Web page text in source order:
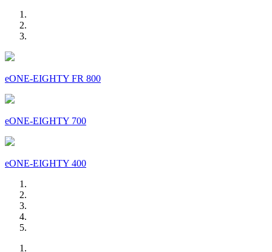
eONE-EIGHTY FR 800
eONE-EIGHTY 700
eONE-EIGHTY 400